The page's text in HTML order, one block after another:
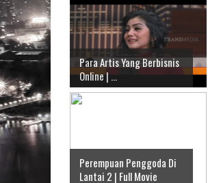
Para Artis Yang Berbisnis
Online | ...
Perempuan Penggoda Di
Lantai 2 | Full Movie